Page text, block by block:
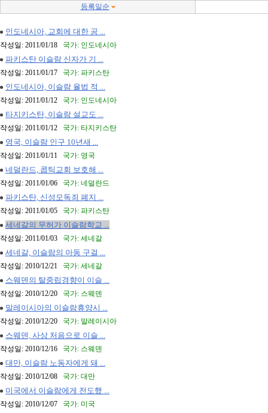
등록일순
인도네시아, 교회에 대한 공 ...
작성일: 2011/01/18 국가: 인도네시아
파키스탄 이슬람 신자가 기 ...
작성일: 2011/01/17 국가: 파키스탄
인도네시아, 이슬람 율법 적 ...
작성일: 2011/01/12 국가: 인도네시아
타지키스탄, 이슬람 설교도 ...
작성일: 2011/01/12 국가: 타지키스탄
영국, 이슬람 인구 10년새 ...
작성일: 2011/01/11 국가: 영국
네덜란드, 콥틱교회 보호해 ...
작성일: 2011/01/06 국가: 네덜란드
파키스탄, 신성모독죄 폐지 ...
작성일: 2011/01/05 국가: 파키스탄
세네갈의 무허가 이슬람학교 ...
작성일: 2011/01/03 국가: 세네갈
세네갈, 이슬람의 아동 구걸 ...
작성일: 2010/12/21 국가: 세네갈
스웨덴의 탈중립경향이 이슬 ...
작성일: 2010/12/20 국가: 스웨덴
말레이시아의 이슬람휴양시 ...
작성일: 2010/12/20 국가: 말레이시아
스웨덴, 사상 처음으로 이슬 ...
작성일: 2010/12/16 국가: 스웨덴
대만, 이슬람 노동자에게 돼 ...
작성일: 2010/12/08 국가: 대만
미국에서 이슬람에게 전도했 ...
작성일: 2010/12/07 국가: 미국